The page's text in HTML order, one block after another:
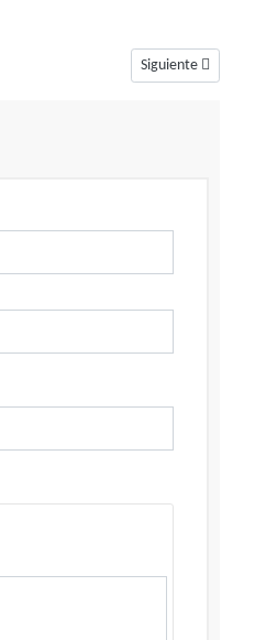
80, un número de fuerza y
Artículo
Siguiente